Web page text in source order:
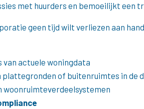
met huurders en bemoeilijkt een
geen tijd wilt verliezen aan
van actuele woningdata
plattegronden of buitenruimtes in de
woonruimteverdeelsystemen